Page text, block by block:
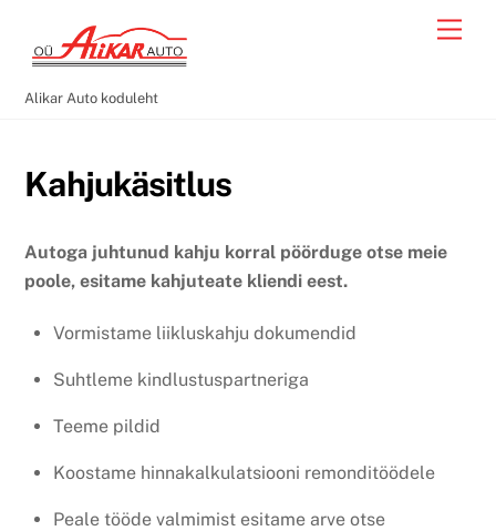
content
Alikar Auto koduleht
Kahjukäsitlus
Autoga juhtunud kahju korral pöörduge otse meie
poole, esitame kahjuteate kliendi eest.
Vormistame liikluskahju dokumendid
Suhtleme kindlustuspartneriga
Teeme pildid
Koostame hinnakalkulatsiooni remonditöödele
Peale tööde valmimist esitame arve otse